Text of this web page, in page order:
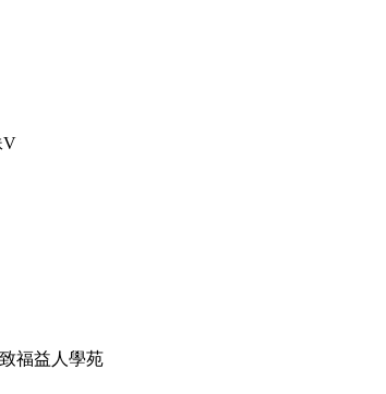
V
福益人學苑